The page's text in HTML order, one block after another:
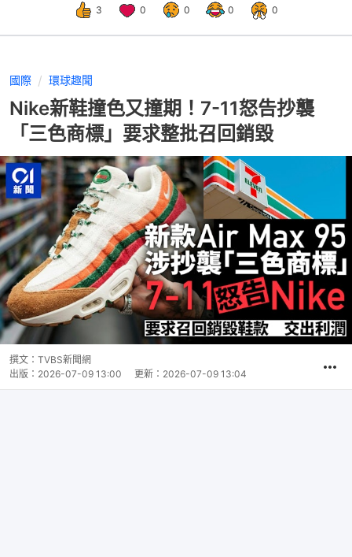
3 0 0 0 0
國際 環球趣聞
Nike新鞋撞色又撞期！7-11怒告抄襲
「三色商標」要求整批召回銷毀
撰文： TVBS新聞網
出版： 2026-07-09 13:00 更新： 2026-07-09 13:04